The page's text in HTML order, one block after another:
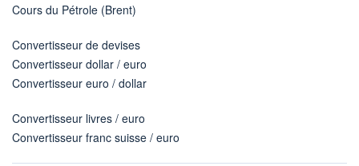
Cours du Pétrole (Brent)
Convertisseur de devises
Convertisseur dollar / euro
Convertisseur euro / dollar
Convertisseur livres / euro
Convertisseur franc suisse / euro